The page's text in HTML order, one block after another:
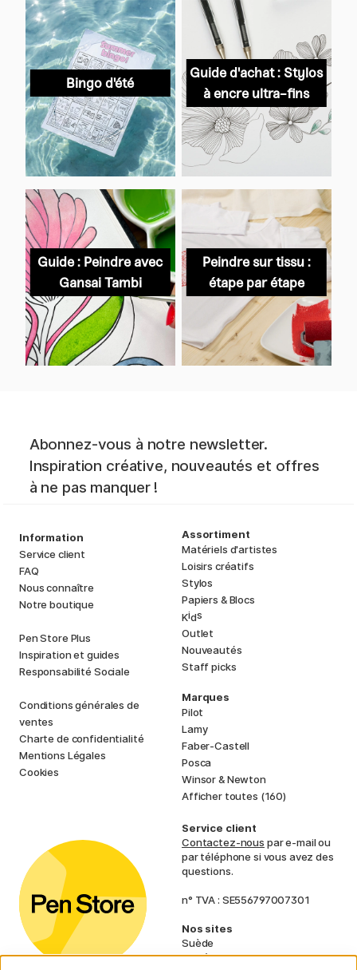
Bingo d'été
Guide d'achat : Stylos
à encre ultra-fins
Guide : Peindre avec
Gansai Tambi
Peindre sur tissu :
étape par étape
Abonnez-vous à notre newsletter.
Inspiration créative, nouveautés et offres
à ne pas manquer !
Information
Service client
FAQ
Nous connaître
Notre boutique
Pen Store Plus
Inspiration et guides
Responsabilité Sociale
Conditions générales de
ventes
Charte de confidentialité
Mentions Légales
Cookies
Assortiment
Matériels d'artistes
Loisirs créatifs
Stylos
Papiers & Blocs
Kids
Outlet
Nouveautés
Staff picks
Marques
Pilot
Lamy
Faber-Castell
Posca
Winsor & Newton
Afficher toutes (160)
Service client
Contactez-nous par e-mail ou
par téléphone si vous avez des
questions.
n° TVA : SE556797007301
Nos sites
Suède
Norvège